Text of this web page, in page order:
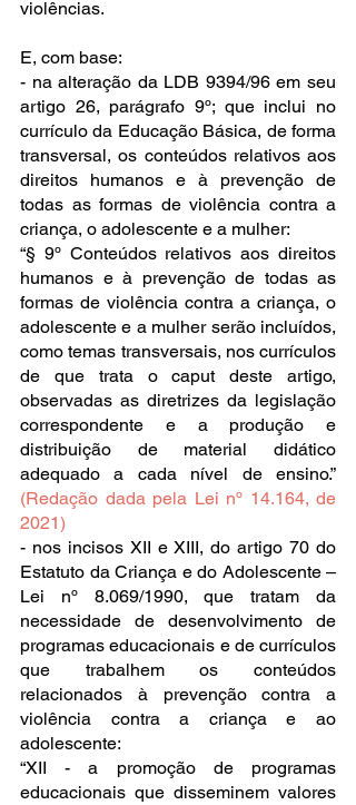
violências.
E, com base:
- na alteração da LDB 9394/96 em seu
artigo 26, parágrafo 9º; que inclui no
currículo da Educação Básica, de forma
transversal, os conteúdos relativos aos
direitos humanos e à prevenção de
todas as formas de violência contra a
criança, o adolescente e a mulher:
“§ 9º Conteúdos relativos aos direitos
humanos e à prevenção de todas as
formas de violência contra a criança, o
adolescente e a mulher serão incluídos,
como temas transversais, nos currículos
de que trata o caput deste artigo,
observadas as diretrizes da legislação
correspondente e a produção e
distribuição de material didático
(Redação dada pela Lei nº 14.164, de
2021)
- nos incisos XII e XIII, do artigo 70 do
Estatuto da Criança e do Adolescente –
Lei nº 8.069/1990, que tratam da
necessidade de desenvolvimento de
programas educacionais e de currículos
que trabalhem os conteúdos
relacionados à prevenção contra a
violência contra a criança e ao
adolescente:
“XII - a promoção de programas
educacionais que disseminem valores